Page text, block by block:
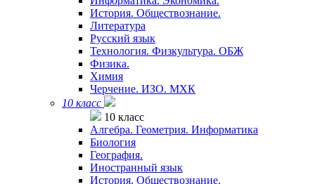
История. Обществознание.
Литература
Русский язык
Технология. Физкультура. ОБЖ
Физика.
Химия
Черчение. ИЗО. МХК
10 класс
10 класс
Алгебра. Геометрия. Информатика
Биология
География.
Иностранный язык
История. Обществознание.